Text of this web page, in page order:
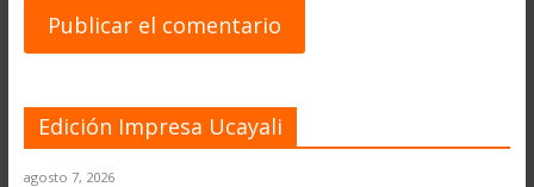
Edición Impresa Ucayali
agosto 7, 2026